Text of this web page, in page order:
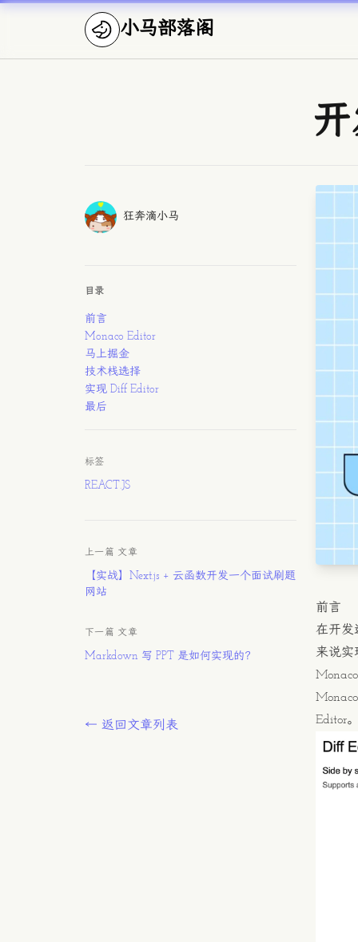
小马部落阁
Authors作者
狂奔滴小马
目录
前言
Monaco Editor
马上掘金
技术栈选择
实现 Diff Editor
最后
前言
在开发
来说实
Editor。
标签
REACT.JS
上一篇 文章
【实战】Next.js + 云函数开发一个面试刷题
网站
下一篇 文章
Markdown 写 PPT 是如何实现的？
← 返回文章列表